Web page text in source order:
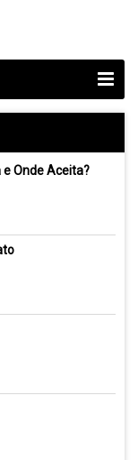
e Onde Aceita?